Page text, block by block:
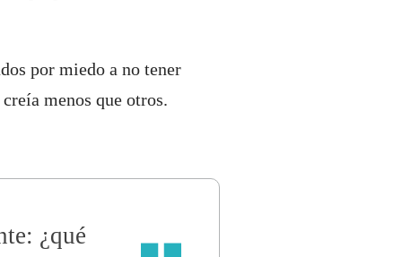
por miedo a no tener
menos que otros.
¿qué